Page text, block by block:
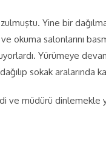
Yine bir
salonlarını
Yürümeye
sokak aralarında
ve müdürü dinlemekle